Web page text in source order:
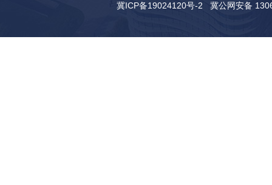
冀ICP备19024120号-2 冀公网安备